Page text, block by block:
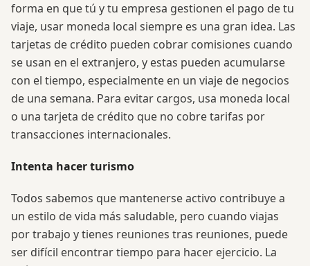
forma en que tú y tu empresa gestionen el pago de tu
viaje, usar moneda local siempre es una gran idea. Las
tarjetas de crédito pueden cobrar comisiones cuando
se usan en el extranjero, y estas pueden acumularse
con el tiempo, especialmente en un viaje de negocios
de una semana. Para evitar cargos, usa moneda local
o una tarjeta de crédito que no cobre tarifas por
transacciones internacionales.
Intenta hacer turismo
Todos sabemos que mantenerse activo contribuye a
un estilo de vida más saludable, pero cuando viajas
por trabajo y tienes reuniones tras reuniones, puede
ser difícil encontrar tiempo para hacer ejercicio. La